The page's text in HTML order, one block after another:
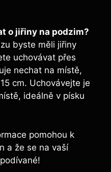
o jiřiny na podzim?
byste měli jiřiny
uchovávat přes
nechat na ⁣místě,
cm. Uchovávejte je
ideálně v písku
pomohou k
a ​že se na vaší